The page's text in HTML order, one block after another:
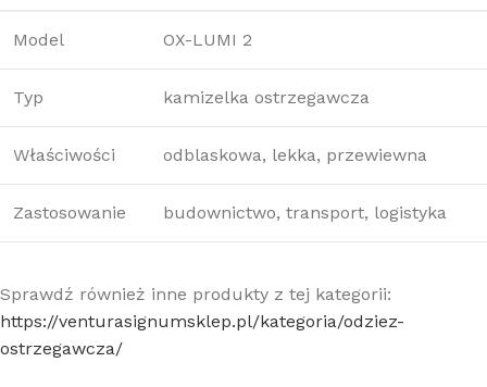
Model OX-LUMI 2
Typ kamizelka ostrzegawcza
Właściwości odblaskowa, lekka, przewiewna
Zastosowanie budownictwo, transport, logistyka
Sprawdź również inne produkty z tej kategorii:
https://venturasignumsklep.pl/kategoria/odziez-
ostrzegawcza/